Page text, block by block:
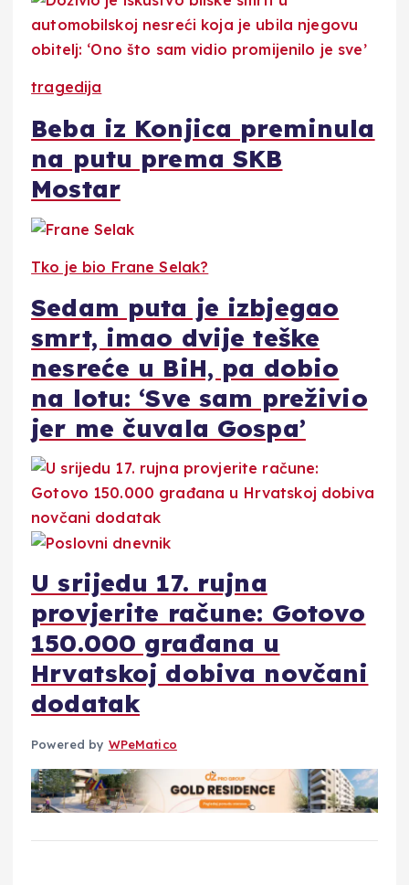
tragedija
Beba iz Konjica preminula
na putu prema SKB
Mostar
Tko je bio Frane Selak?
Sedam puta je izbjegao
smrt, imao dvije teške
nesreće u BiH, pa dobio
na lotu: ‘Sve sam preživio
jer me čuvala Gospa’
U srijedu 17. rujna
provjerite račune: Gotovo
150.000 građana u
Hrvatskoj dobiva novčani
dodatak
Powered by WPeMatico